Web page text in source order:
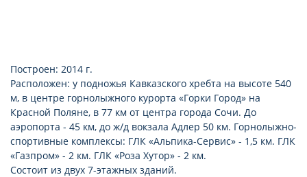
Построен: 2014 г.
Расположен: у подножья Кавказского хребта на высоте 540
м, в центре горнолыжного курорта «Горки Город» на
Красной Поляне, в 77 км от центра города Сочи. До
аэропорта - 45 км, до ж/д вокзала Адлер 50 км. Горнолыжно-
спортивные комплексы: ГЛК «Альпика-Сервис» - 1,5 км. ГЛК
«Газпром» - 2 км. ГЛК «Роза Хутор» - 2 км.
Состоит из двух 7-этажных зданий.